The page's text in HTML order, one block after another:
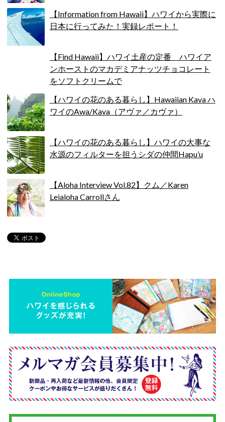
【Information from Hawaii】ハワイから実際に
日本に行ってみた！実録レポート！
【Find Hawaii】ハワイ土産の定番 ハワイア
ンホーストのマカデミアナッツチョコレート
をソフトクリームで
【ハワイの花のある暮らし】Hawaiian Kava ハ
ワイのAwa/Kava（アヴァ／カヴァ）
【ハワイの花のある暮らし】ハワイの大事な
水源のフィルターを担うシダの仲間Hapu’u
【Aloha Interview Vol.82】クム／Karen
Leialoha Carrollさん